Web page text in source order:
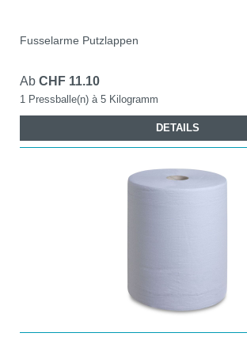
Fusselarme Putzlappen
Ab CHF 11.10
1 Pressballe(n) à 5 Kilogramm
DETAILS